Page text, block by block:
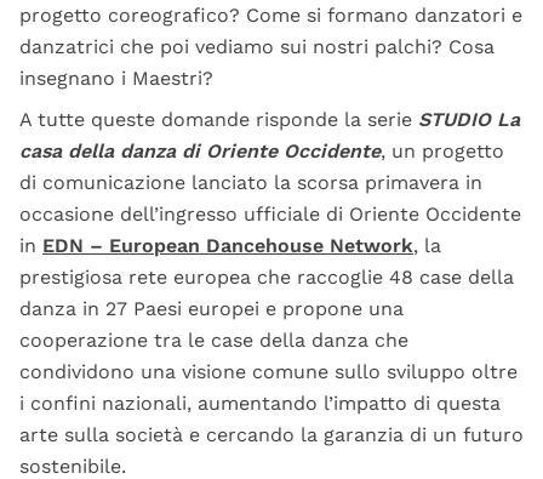
progetto coreografico? Come si formano danzatori e
danzatrici che poi vediamo sui nostri palchi? Cosa
insegnano i Maestri?
A tutte queste domande risponde la serie STUDIO La
casa della danza di Oriente Occidente, un progetto
di comunicazione lanciato la scorsa primavera in
occasione dell’ingresso ufficiale di Oriente Occidente
in EDN – European Dancehouse Network, la
prestigiosa rete europea che raccoglie 48 case della
danza in 27 Paesi europei e propone una
cooperazione tra le case della danza che
condividono una visione comune sullo sviluppo oltre
i confini nazionali, aumentando l’impatto di questa
arte sulla società e cercando la garanzia di un futuro
sostenibile.